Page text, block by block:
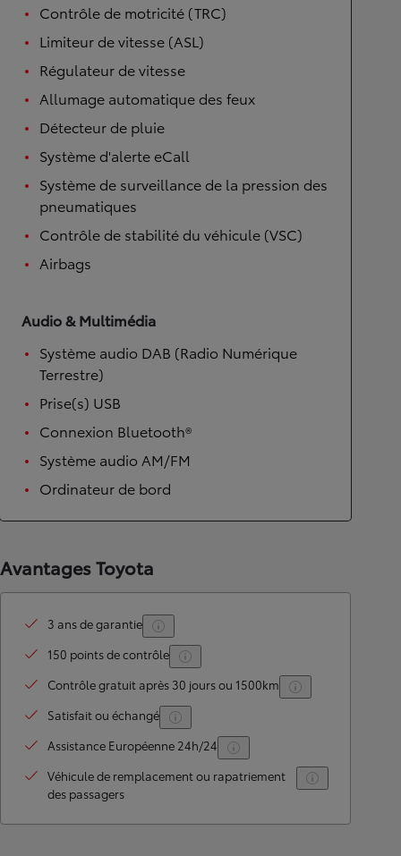
Contrôle de motricité (TRC)
Limiteur de vitesse (ASL)
Régulateur de vitesse
Allumage automatique des feux
Détecteur de pluie
Système d'alerte eCall
Système de surveillance de la pression des
pneumatiques
Contrôle de stabilité du véhicule (VSC)
Airbags
Audio & Multimédia
Système audio DAB (Radio Numérique
Terrestre)
Prise(s) USB
Connexion Bluetooth®
Système audio AM/FM
Ordinateur de bord
Avantages Toyota
3 ans de garantie
150 points de contrôle
Contrôle gratuit après 30 jours ou 1500km
Satisfait ou échangé
Assistance Européenne 24h/24
Véhicule de remplacement ou rapatriement
des passagers